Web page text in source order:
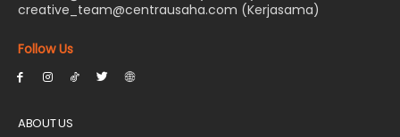
creative_team@centrausaha.com (Kerjasama)
Follow Us
ABOUT US